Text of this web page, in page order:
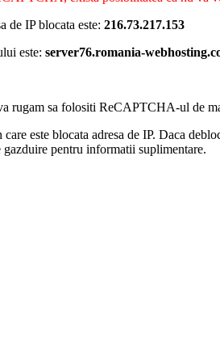
de IP blocata este: 216.73.217.153
este: server76.romania-
rugam sa folositi ReCAPTCHA-ul de
este blocata adresa de IP. Daca
gazduire pentru informatii suplimentare.